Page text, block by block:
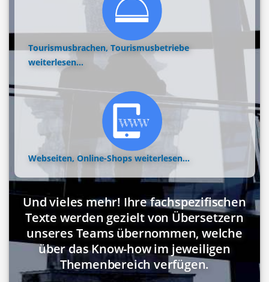
Tourismusbrachen, Tourismusbetriebe
weiterlesen...
Webseiten, Online-Shops weiterlesen...
Und vieles mehr! Ihre fachspezifischen
Texte werden gezielt von Übersetzern
unseres Teams übernommen, welche
über das Know-how im jeweiligen
Themenbereich verfügen.